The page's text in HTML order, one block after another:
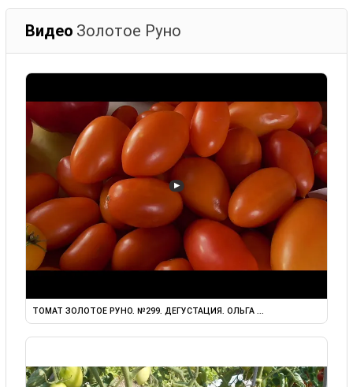
Видео Золотое Руно
▶
ТОМАТ ЗОЛОТОЕ РУНО. №299. ДЕГУСТАЦИЯ. ОЛЬГА ...